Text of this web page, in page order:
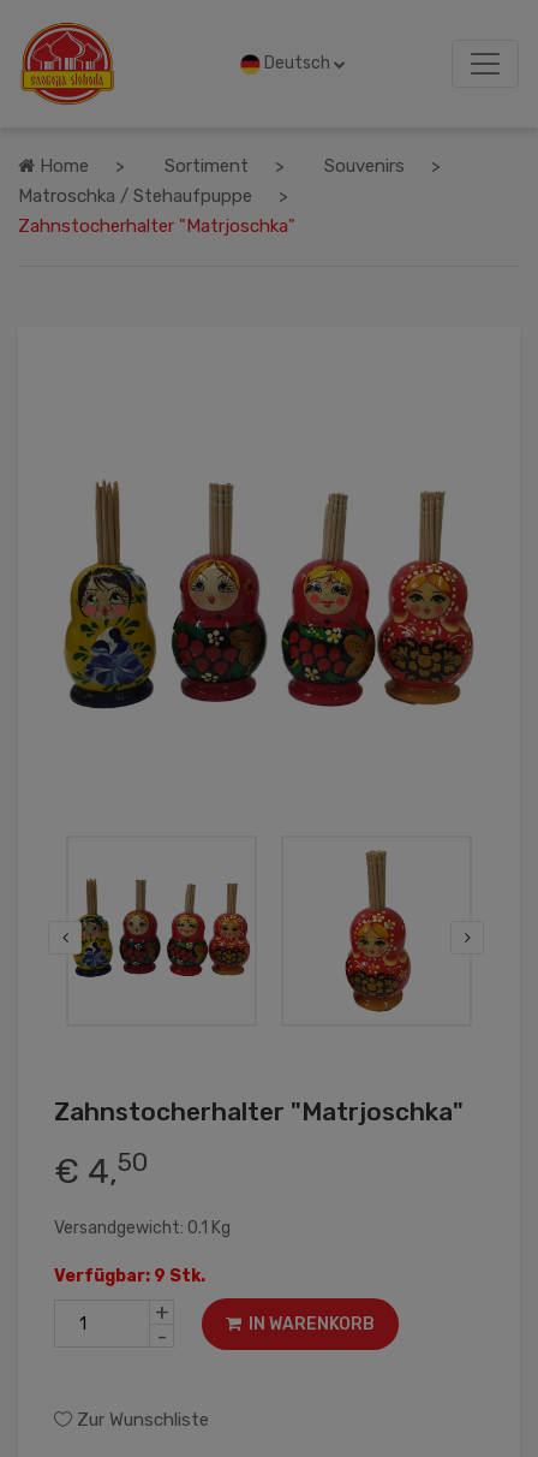
Deutsch
Home Sortiment
Souvenirs
Matroschka / Stehaufpuppe
Zahnstocherhalter "Matrjoschka"
Zahnstocherhalter "Matrjoschka"
€ 4,50
Versandgewicht: 0.1 Kg
Verfügbar: 9 Stk.
+
-
IN WARENKORB
Zur Wunschliste